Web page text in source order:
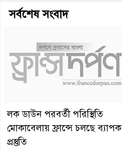
সর্বশেষ সংবাদ
লক ডাউন পরবর্তী পরিস্থিতি
মোকাবেলায় ফ্রান্সে চলছে ব্যাপক
প্রস্তুতি